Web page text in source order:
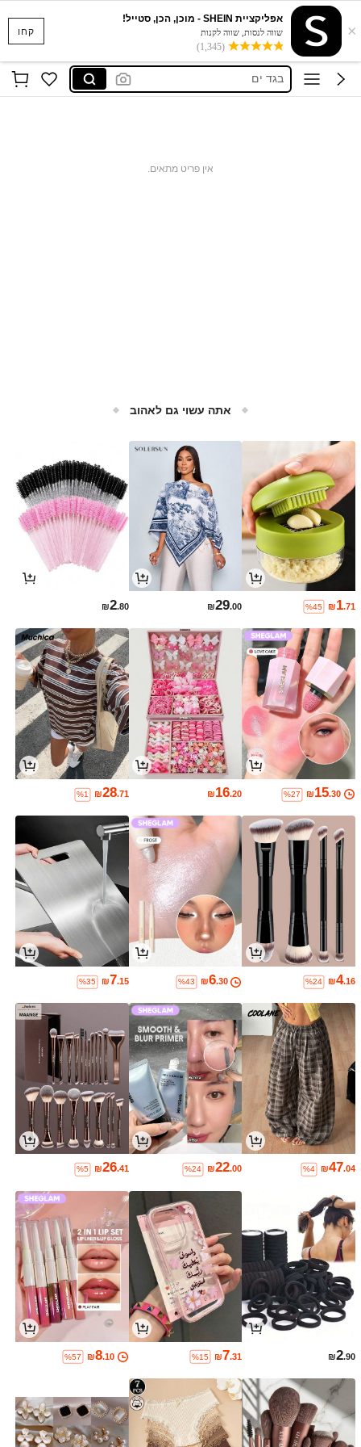
קחו ×
אפליקציית SHEIN - מוכן, הכן, סטייל!
שווה לנסות, שווה לקנות
(1,345)
anewsta שמלות
חצאיות
אין פריט מתאים.
אתה עשוי גם לאהוב
₪1.71
%45
₪29.00
₪2.80
₪15.30
%27
₪16.20
₪28.71
%1
₪4.16
%24
₪6.30
%43
₪7.15
%35
₪47.04
%4
₪22.00
%24
₪26.41
%5
₪2.90
₪7.31
%15
₪8.10
%57